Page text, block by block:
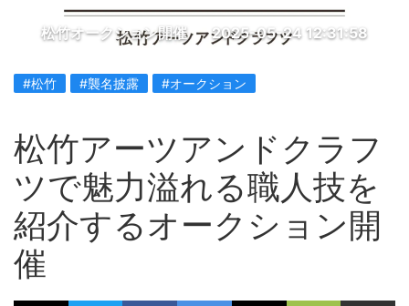
松竹オークション開催 2025-05-24 12:31:58
#松竹 #襲名披露 #オークション
松竹アーツアンドクラフ
ツで魅力溢れる職人技を
紹介するオークション開
催